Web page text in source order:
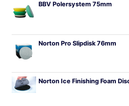
BBV Polersystem 75mm
Norton Pro Slipdisk 76mm
Norton Ice Finishing Foam